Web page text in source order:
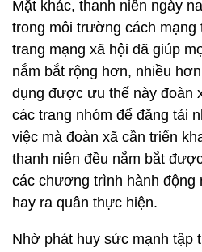
Mặt khác, thanh niên ngày
trong môi trường cách mạng
trang mạng xã hội đã giúp
nắm bắt rộng hơn, nhiều
dụng được ưu thế này đoàn
các trang nhóm để đăng tải
việc mà đoàn xã cần triển
thanh niên đều nắm bắt
các chương trình hành động
hay ra quân thực hiện.
Nhờ phát huy sức mạnh tập